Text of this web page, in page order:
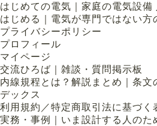
はじめての電気｜家庭の電気設備
はじめる｜電気が専門ではない方
プライバシーポリシー
プロフィール
マイページ
交流ひろば｜雑談・質問掲示板
内線規程とは？解説まとめ｜条文
デックス
利用規約／特定商取引法に基づく
実務・事例｜いま設計する人のた